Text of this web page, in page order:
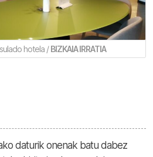
hotela /BIZKAIA IRRATIA
daturik onenak batu dabez